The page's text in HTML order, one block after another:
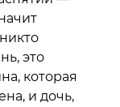
это
которая
и дочь,